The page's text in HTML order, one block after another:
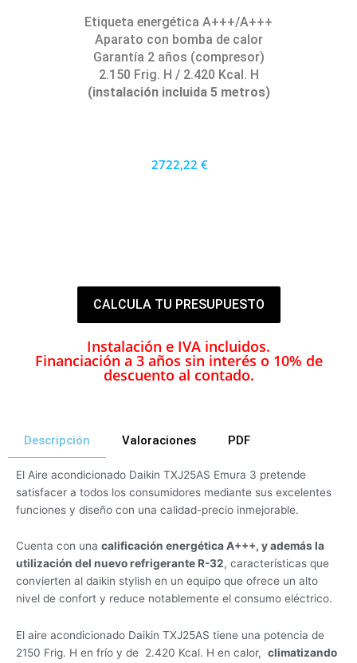
Etiqueta energética A+++/A+++
Aparato con bomba de calor
Garantía 2 años (compresor)
2.150 Frig. H / 2.420 Kcal. H
(instalación incluida 5 metros)
2722,22 €
CALCULA TU PRESUPUESTO
Instalación e IVA incluidos.
Financiación a 3 años sin interés o 10% de
descuento al contado.
Descripción Valoraciones PDF
El Aire acondicionado Daikin TXJ25AS Emura 3 pretende
satisfacer a todos los consumidores mediante sus excelentes
funciones y diseño con una calidad-precio inmejorable.
Cuenta con una calificación energética A+++, y además la
utilización del nuevo refrigerante R-32, características que
convierten al daikin stylish en un equipo que ofrece un alto
nivel de confort y reduce notablemente el consumo eléctrico.
El aire acondicionado Daikin TXJ25AS tiene una potencia de
2150 Frig. H en frío y de 2.420 Kcal. H en calor, climatizando